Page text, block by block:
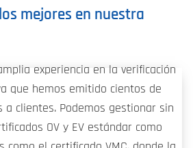
mejores en nuestra
experiencia en la verificación
que hemos emitido cientos de
a clientes. Podemos gestionar sin
OV y EV estándar como